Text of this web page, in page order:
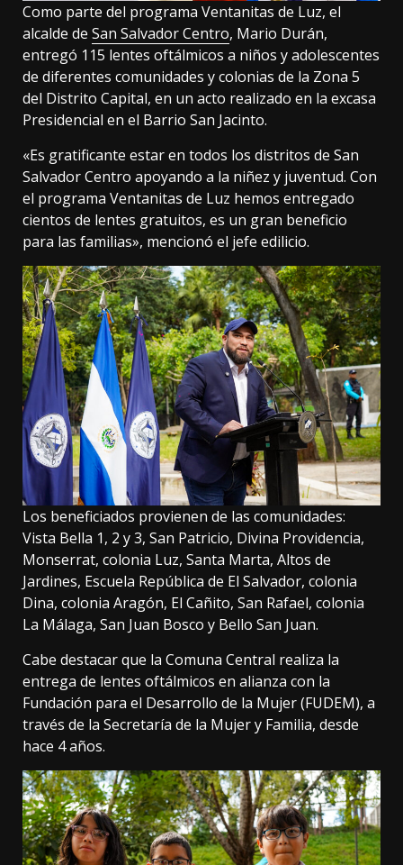
Como parte del programa Ventanitas de Luz, el
alcalde de San Salvador Centro, Mario Durán,
entregó 115 lentes oftálmicos a niños y adolescentes
de diferentes comunidades y colonias de la Zona 5
del Distrito Capital, en un acto realizado en la excasa
Presidencial en el Barrio San Jacinto.
«Es gratificante estar en todos los distritos de San
Salvador Centro apoyando a la niñez y juventud. Con
el programa Ventanitas de Luz hemos entregado
cientos de lentes gratuitos, es un gran beneficio
para las familias», mencionó el jefe edilicio.
Los beneficiados provienen de las comunidades:
Vista Bella 1, 2 y 3, San Patricio, Divina Providencia,
Monserrat, colonia Luz, Santa Marta, Altos de
Jardines, Escuela República de El Salvador, colonia
Dina, colonia Aragón, El Cañito, San Rafael, colonia
La Málaga, San Juan Bosco y Bello San Juan.
Cabe destacar que la Comuna Central realiza la
entrega de lentes oftálmicos en alianza con la
Fundación para el Desarrollo de la Mujer (FUDEM), a
través de la Secretaría de la Mujer y Familia, desde
hace 4 años.